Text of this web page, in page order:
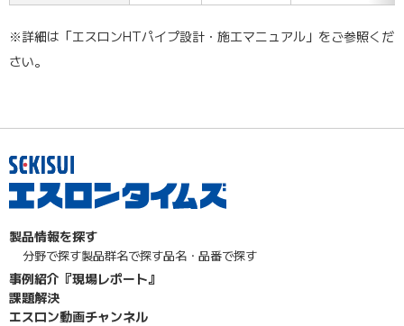
※詳細は「エスロンHTパイプ設計・施工マニュアル」をご参照くだ
さい。
製品情報を探す
分野で探す製品群名で探す品名・品番で探す
事例紹介『現場レポート』
課題解決
エスロン動画チャンネル